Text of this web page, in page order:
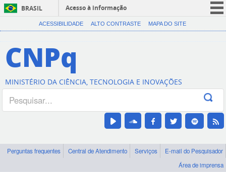
BRASIL
Acesso à informação
CORONAVÍRUS (COVID-19)
Canais
ACESSIBILIDADE ALTO CONTRASTE MAPA DO SITE
CNPq
MINISTÉRIO DA CIÊNCIA, TECNOLOGIA E INOVAÇÕES
Perguntas frequentes Central de Atendimento Serviços
E-mail do Pesquisador
Área de imprensa